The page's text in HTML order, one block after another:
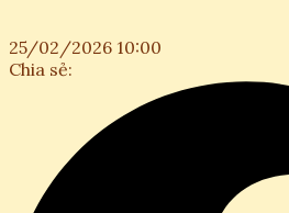
25/02/2026 10:00
Chia sẻ: